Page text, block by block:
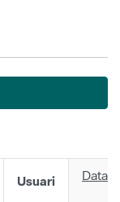
Usuari Data